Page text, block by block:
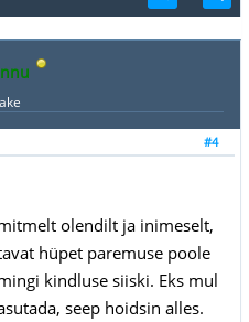
#4
olendilt ja inimeselt,
hüpet paremuse poole
kindluse siiski. Eks mul
seep hoidsin alles.